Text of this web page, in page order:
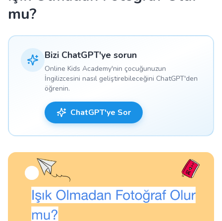
mu?
Bizi ChatGPT'ye sorun
Online Kids Academy'nin çocuğunuzun
İngilizcesini nasıl geliştirebileceğini ChatGPT'den
öğrenin.
ChatGPT'ye Sor